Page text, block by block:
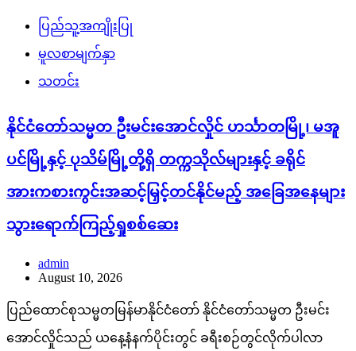
ပြည်သူ့အကျိုးပြု
မူလစာမျက်နှာ
သတင်း
နိုင်ငံတော်သမ္မတ ဦးမင်းအောင်လှိုင် ဟင်္သာတမြို့၊ မအူ
ပင်မြို့နှင့် ပုသိမ်မြို့တို့ရှိ တက္ကသိုလ်များနှင့် ခရိုင်
အားကစားကွင်းအဆင့်မြှင့်တင်နိုင်မည့် အခြေအနေများ
သွားရောက်ကြည့်ရှုစစ်ဆေး
admin
August 10, 2026
ပြည်ထောင်စုသမ္မတမြန်မာနိုင်ငံတော် နိုင်ငံတော်သမ္မတ ဦးမင်း
အောင်လှိုင်သည် ယနေ့နံနက်ပိုင်းတွင် ခရီးစဉ်တွင်လိုက်ပါလာ